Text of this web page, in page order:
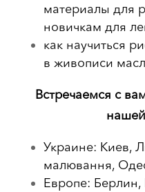
материалы для
новичкам для
как научиться
в живописи
Встречаемся с
Украине: Киев,
малювання,
Европе: